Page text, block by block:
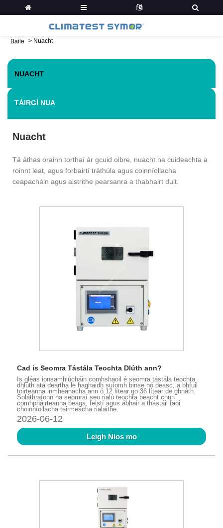
Baile > Nuacht
NUACHT
TÁIRGÍ NUA
Nuacht
Tá áthas orainn torthaí ár gcuid oibre, nuacht na cuideachta a
roinnt leat, agus forbairtí tráthúla agus coinníollacha
ceapacháin agus aistrithe pearsanra a thabhairt duit.
Cad is Seomra Tástála Teochta Dlúth ann?
Is gléas ionsamhlúcháin comhshaoil ​​é seomra tástála teochta
dhlúth atá deartha le haghaidh suíomh binse nó deasc, a bhfuil
toirteanna inmheánacha ann ó 12 lítear go 36 lítear de ghnáth.
Soláthraíonn na seomraí seo rialú teochta beacht chun
comhpháirteanna beaga, feistí agus ábhair a thástáil faoi
choinníollacha teirmeacha rialaithe.
2026-06-12
Leigh Nios mo